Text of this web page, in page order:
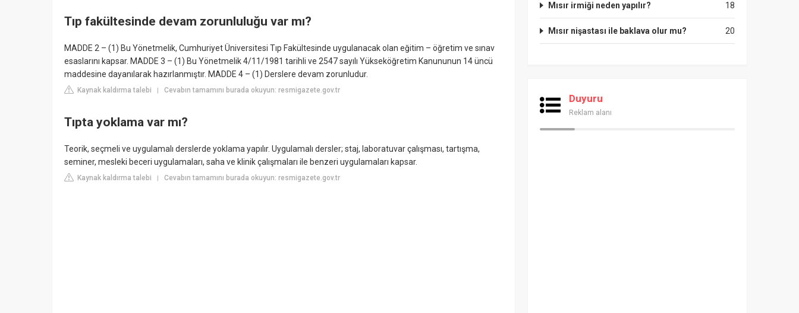
Tıp fakültesinde devam zorunluluğu var mı?
MADDE 2 – (1) Bu Yönetmelik, Cumhuriyet Üniversitesi Tıp Fakültesinde uygulanacak olan eğitim – öğretim ve sınav
esaslarını kapsar. MADDE 3 – (1) Bu Yönetmelik 4/11/1981 tarihli ve 2547 sayılı Yükseköğretim Kanununun 14 üncü
maddesine dayanılarak hazırlanmıştır. MADDE 4 – (1) Derslere devam zorunludur.
Kaynak kaldırma talebi Cevabın tamamını burada okuyun: resmigazete.gov.tr
Tıpta yoklama var mı?
Teorik, seçmeli ve uygulamalı derslerde yoklama yapılır. Uygulamalı dersler; staj, laboratuvar çalışması, tartışma,
seminer, mesleki beceri uygulamaları, saha ve klinik çalışmaları ile benzeri uygulamaları kapsar.
Kaynak kaldırma talebi Cevabın tamamını burada okuyun: resmigazete.gov.tr
18
Mısır irmiği neden yapılır?
20
Mısır nişastası ile baklava olur mu?
Duyuru
Reklam alanı